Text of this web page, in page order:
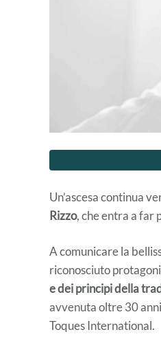
Un’ascesa continua
Rizzo, che entra a far
A comunicare la
riconosciuto
e dei principi della
avvenuta oltre 30
Toques International.